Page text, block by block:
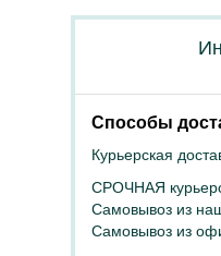
Способы
Курьерская
СРОЧНАЯ
Самовывоз из
Самовывоз из